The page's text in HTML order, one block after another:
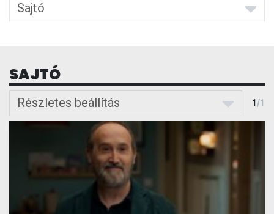
Sajtó
SAJTÓ
Részletes beállítás 1/1